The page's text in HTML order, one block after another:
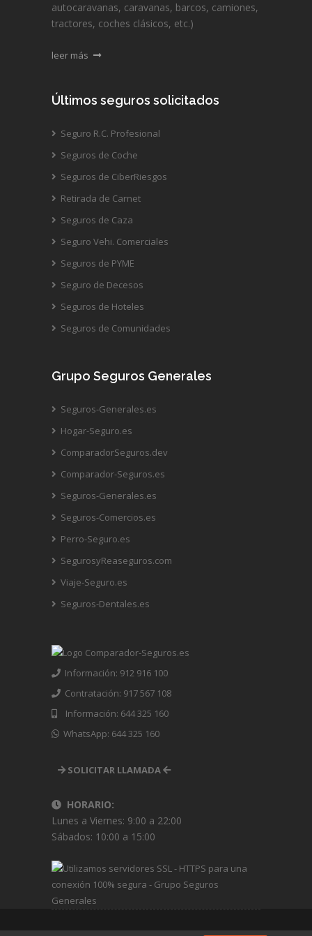
autocaravanas, caravanas, barcos, camiones,
tractores, coches clásicos, etc.)
leer más
Últimos seguros solicitados
Seguro R.C. Profesional
Seguros de Coche
Seguros de CiberRiesgos
Retirada de Carnet
Seguros de Caza
Seguro Vehi. Comerciales
Seguros de PYME
Seguro de Decesos
Seguros de Hoteles
Seguros de Comunidades
Grupo Seguros Generales
Seguros-Generales.es
Hogar-Seguro.es
ComparadorSeguros.dev
Comparador-Seguros.es
Seguros-Generales.es
Seguros-Comercios.es
Perro-Seguro.es
SegurosyReaseguros.com
Viaje-Seguro.es
Seguros-Dentales.es
Información: 912 916 100
Contratación: 917 567 108
Información: 644 325 160
WhatsApp: 644 325 160
SOLICITAR LLAMADA
HORARIO:
Lunes a Viernes: 9:00 a 22:00
Sábados: 10:00 a 15:00